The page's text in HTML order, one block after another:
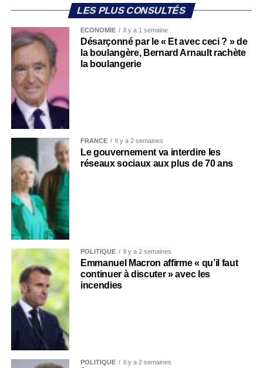
LES PLUS CONSULTÉS
ECONOMIE Il y a 1 semaine
Désarçonné par le « Et avec ceci ? » de
la boulangère, Bernard Arnault rachète
la boulangerie
FRANCE Il y a 2 semaines
Le gouvernement va interdire les
réseaux sociaux aux plus de 70 ans
POLITIQUE Il y a 2 semaines
Emmanuel Macron affirme « qu’il faut
continuer à discuter » avec les
incendies
POLITIQUE Il y a 2 semaines